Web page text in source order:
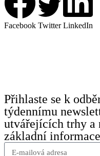
Facebook Twitter LinkedIn
Přihlaste se k
týdennímu
utvářejících trhy a
základní